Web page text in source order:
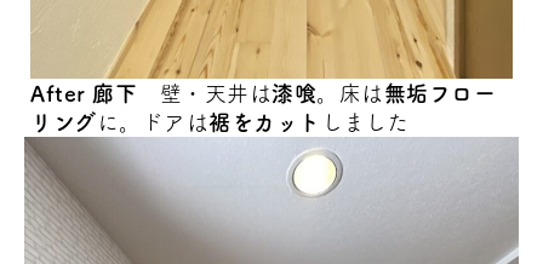
After 廊下 壁・天井は漆喰。床は 無垢フロー
リング に。ドアは裾をカット しました